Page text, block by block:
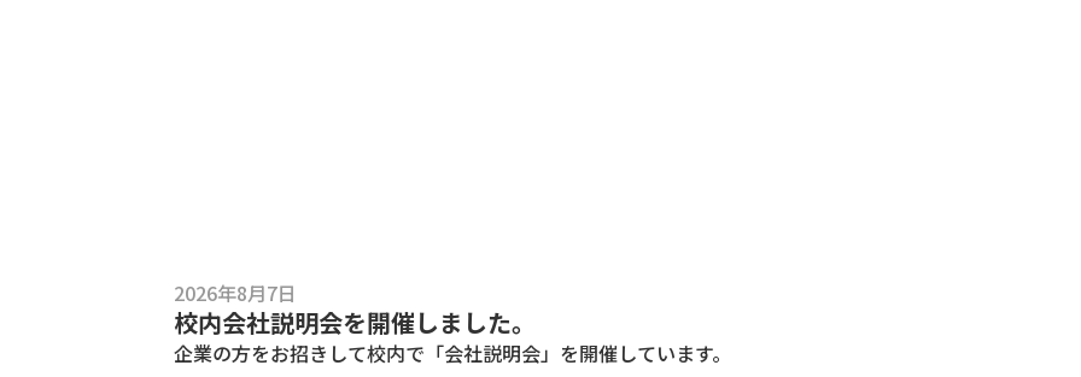
2026年8月7日
校内会社説明会を開催しました。
企業の方をお招きして校内で「会社説明会」を開催しています。